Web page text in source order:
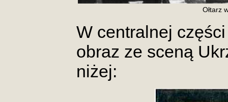
Ołtarz
W centralnej części
obraz ze sceną
niżej: